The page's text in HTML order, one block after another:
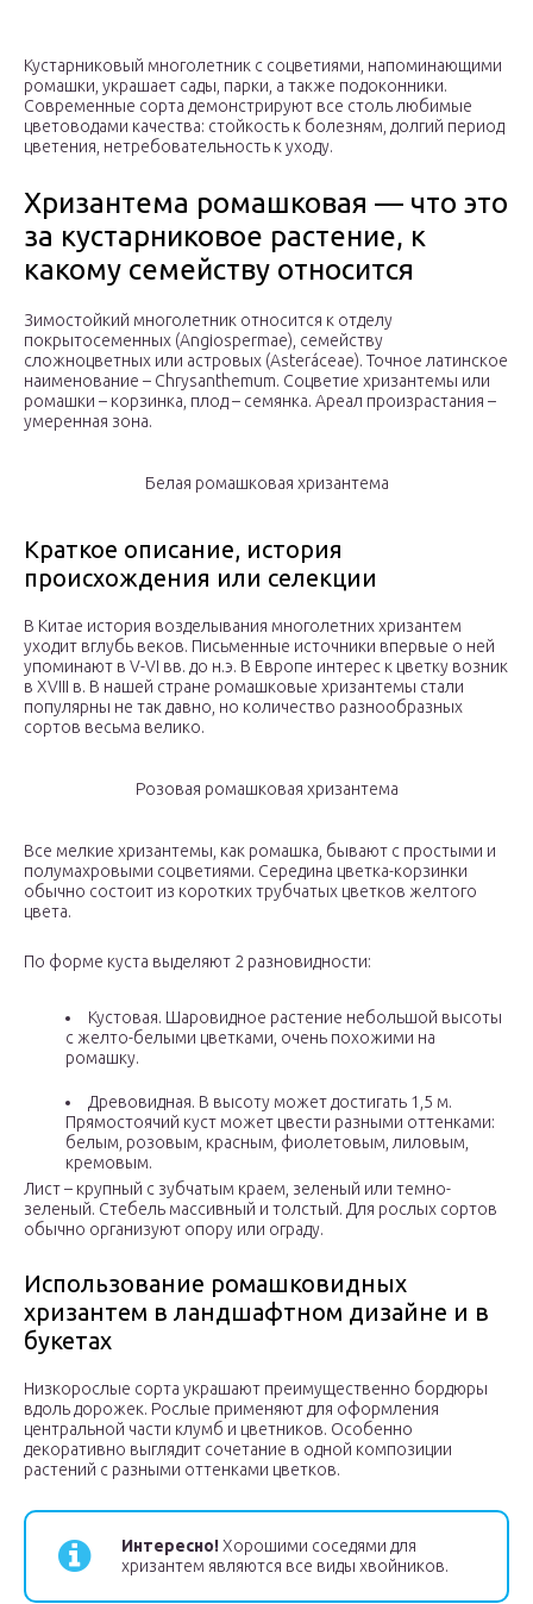
Кустарниковый многолетник с соцветиями, напоминающими
ромашки, украшает сады, парки, а также подоконники.
Современные сорта демонстрируют все столь любимые
цветоводами качества: стойкость к болезням, долгий период
цветения, нетребовательность к уходу.
Хризантема ромашковая — что это
за кустарниковое растение, к
какому семейству относится
Зимостойкий многолетник относится к отделу
покрытосеменных (Angiospermae), семейству
сложноцветных или астровых (Asteráceae). Точное латинское
наименование – Chrysanthemum. Соцветие хризантемы или
ромашки – корзинка, плод – семянка. Ареал произрастания –
умеренная зона.
Белая ромашковая хризантема
Краткое описание, история
происхождения или селекции
В Китае история возделывания многолетних хризантем
уходит вглубь веков. Письменные источники впервые о ней
упоминают в V-VI вв. до н.э. В Европе интерес к цветку возник
в XVIII в. В нашей стране ромашковые хризантемы стали
популярны не так давно, но количество разнообразных
сортов весьма велико.
Розовая ромашковая хризантема
Все мелкие хризантемы, как ромашка, бывают с простыми и
полумахровыми соцветиями. Середина цветка-корзинки
обычно состоит из коротких трубчатых цветков желтого
цвета.
По форме куста выделяют 2 разновидности:
Кустовая. Шаровидное растение небольшой высоты
с желто-белыми цветками, очень похожими на
ромашку.
Древовидная. В высоту может достигать 1,5 м.
Прямостоячий куст может цвести разными оттенками:
белым, розовым, красным, фиолетовым, лиловым,
кремовым.
Лист – крупный с зубчатым краем, зеленый или темно-
зеленый. Стебель массивный и толстый. Для рослых сортов
обычно организуют опору или ограду.
Использование ромашковидных
хризантем в ландшафтном дизайне и в
букетах
Низкорослые сорта украшают преимущественно бордюры
вдоль дорожек. Рослые применяют для оформления
центральной части клумб и цветников. Особенно
декоративно выглядит сочетание в одной композиции
растений с разными оттенками цветков.
Интересно!Хорошими соседями для
хризантем являются все виды хвойников.